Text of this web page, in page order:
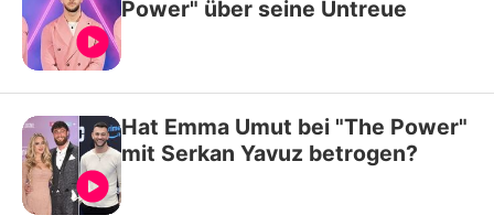
Power" über seine Untreue
Hat Emma Umut bei "The Power"
mit Serkan Yavuz betrogen?